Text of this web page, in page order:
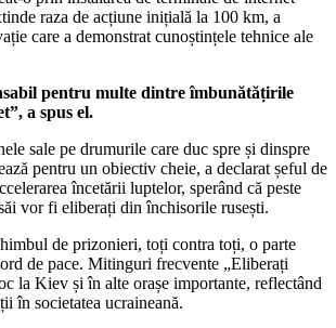
raza de acțiune inițială la 100 km, a
care a demonstrat cunoștințele tehnice ale
pentru multe dintre îmbunătățirile
a spus el.
sale pe drumurile care duc spre și dinspre
pentru un obiectiv cheie, a declarat șeful de
încetării luptelor, sperând că peste
vor fi eliberați din închisorile rusești.
de prizonieri, toți contra toți, o parte
de pace. Mitinguri frecvente „Eliberați
la Kiev și în alte orașe importante, reflectând
în societatea ucraineană.